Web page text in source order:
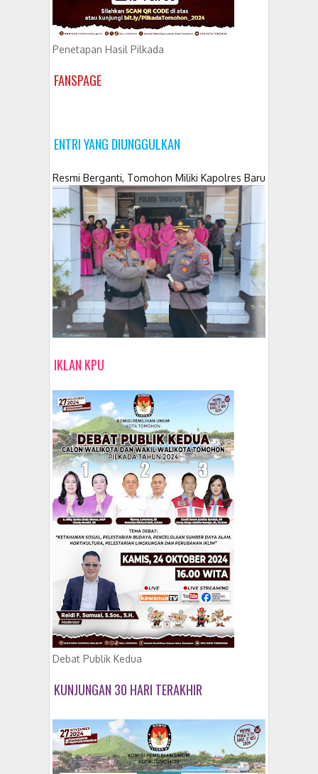
Penetapan Hasil Pilkada
FANSPAGE
ENTRI YANG DIUNGGULKAN
Resmi Berganti, Tomohon Miliki Kapolres Baru
IKLAN KPU
Debat Publik Kedua
KUNJUNGAN 30 HARI TERAKHIR